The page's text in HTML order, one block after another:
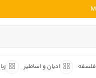
فلسفه ادیان و اساطیر